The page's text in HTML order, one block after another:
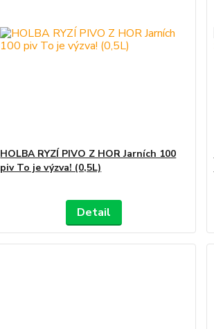
HOLBA RYZÍ PIVO Z HOR Jarních 100
piv To je výzva! (0,5L)
Detail